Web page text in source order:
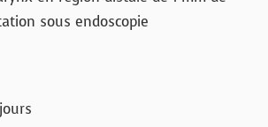
sous endoscopie